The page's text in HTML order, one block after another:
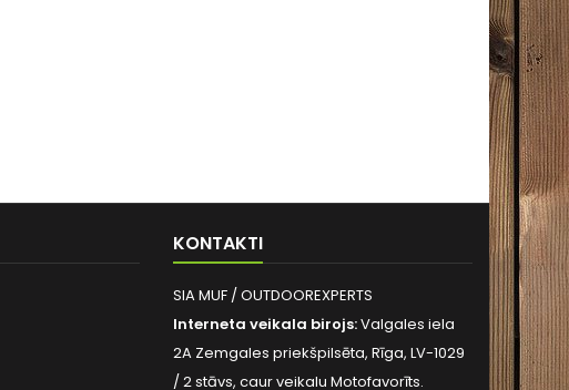
KONTAKTI
SIA MUF / OUTDOOREXPERTS
Interneta veikala birojs:Valgales iela
2A Zemgales priekšpilsēta, Rīga, LV-1029
/ 2 stāvs, caur veikalu Motofavorīts.